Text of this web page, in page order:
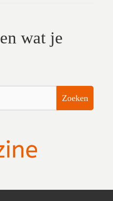
wat je
Zoeken